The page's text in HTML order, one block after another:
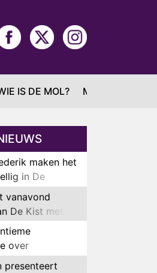
IS DE MOL? MAFS
maken het
in De
vanavond
De Kist met
over
Jansen
presenteert